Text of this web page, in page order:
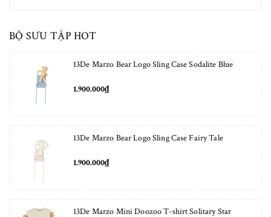
BỘ SƯU TẬP HOT
13De Marzo Bear Logo Sling Case Sodalite Blue
1.900.000₫
13De Marzo Bear Logo Sling Case Fairy Tale
1.900.000₫
13De Marzo Mini Doozoo T-shirt Solitary Star